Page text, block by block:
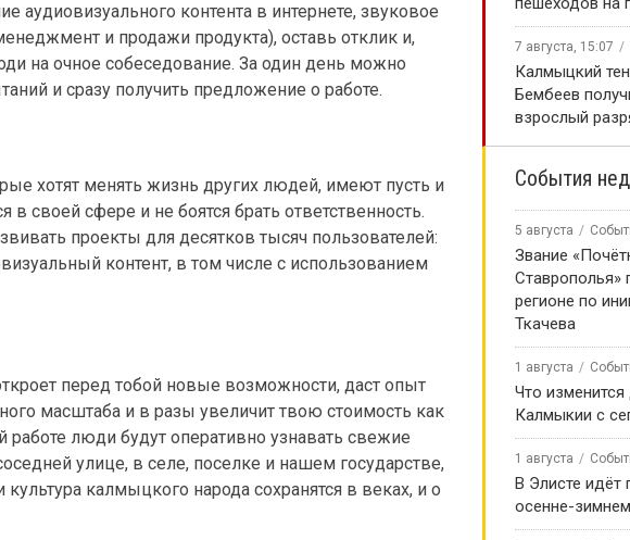
аудиовизуального контента в интернете, звуковое
и продажи продукта), оставь отклик и,
на очное собеседование. За один день можно
и сразу получить предложение о работе.
хотят менять жизнь других людей, имеют пусть и
своей сфере и не боятся брать ответственность.
проекты для десятков тысяч пользователей:
контент, в том числе с использованием
перед тобой новые возможности, даст опыт
масштаба и в разы увеличит твою стоимость как
работе люди будут оперативно узнавать свежие
улице, в селе, поселке и нашем государстве,
калмыцкого народа сохранятся в веках, и о
7 августа, 15:07
Калмыцкий
Бембеев
взрослый
События
5 августа
Звание
Ставрополья»
регионе по
Ткачева
1 августа
Что
Калмыкии с
1 августа
В Элисте идёт
осенне-